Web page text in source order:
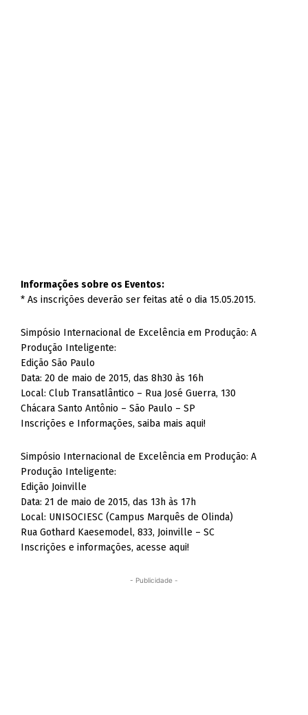
Informações sobre os Eventos:
* As inscrições deverão ser feitas até o dia 15.05.2015.
Simpósio Internacional de Excelência em Produção: A
Produção Inteligente:
Edição São Paulo
Data: 20 de maio de 2015, das 8h30 às 16h
Local: Club Transatlântico – Rua José Guerra, 130
Chácara Santo Antônio – São Paulo – SP
Inscrições e Informações, saiba mais aqui!
Simpósio Internacional de Excelência em Produção: A
Produção Inteligente:
Edição Joinville
Data: 21 de maio de 2015, das 13h às 17h
Local: UNISOCIESC (Campus Marquês de Olinda)
Rua Gothard Kaesemodel, 833, Joinville – SC
Inscrições e informações, acesse aqui!
- Publicidade -